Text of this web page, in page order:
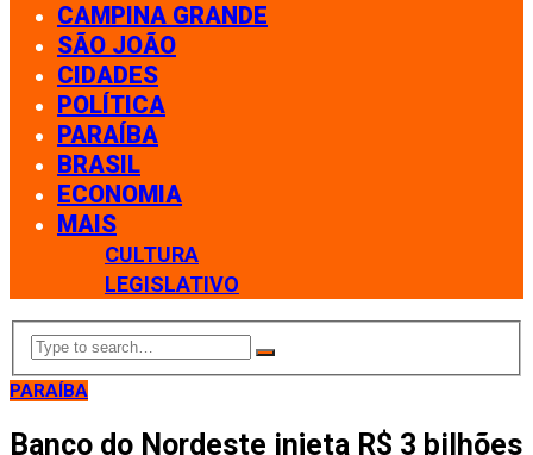
CAMPINA GRANDE
SÃO JOÃO
CIDADES
POLÍTICA
PARAÍBA
BRASIL
ECONOMIA
MAIS
CULTURA
LEGISLATIVO
PARAÍBA
Banco do Nordeste injeta R$ 3 bilhões